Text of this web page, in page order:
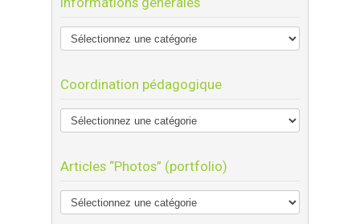
Coordination pédagogique
Articles “Photos” (portfolio)